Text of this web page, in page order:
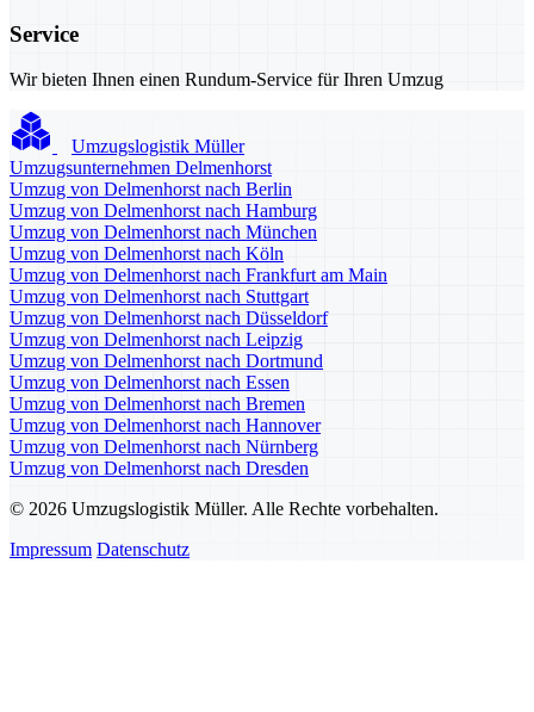
Service
Wir bieten Ihnen einen Rundum-Service für Ihren Umzug
Umzugslogistik Müller
Umzugsunternehmen Delmenhorst
Umzug von Delmenhorst nach Berlin
Umzug von Delmenhorst nach Hamburg
Umzug von Delmenhorst nach München
Umzug von Delmenhorst nach Köln
Umzug von Delmenhorst nach Frankfurt am Main
Umzug von Delmenhorst nach Stuttgart
Umzug von Delmenhorst nach Düsseldorf
Umzug von Delmenhorst nach Leipzig
Umzug von Delmenhorst nach Dortmund
Umzug von Delmenhorst nach Essen
Umzug von Delmenhorst nach Bremen
Umzug von Delmenhorst nach Hannover
Umzug von Delmenhorst nach Nürnberg
Umzug von Delmenhorst nach Dresden
© 2026 Umzugslogistik Müller. Alle Rechte vorbehalten.
Impressum Datenschutz